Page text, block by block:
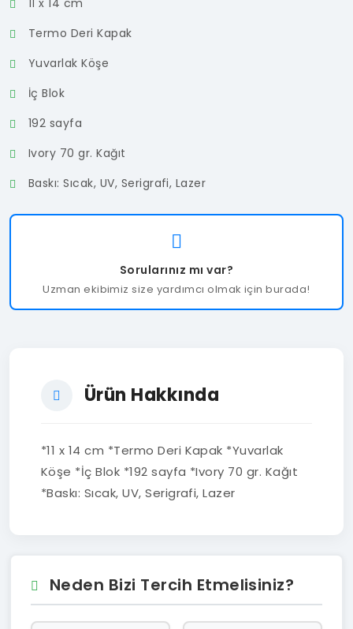
11 x 14 cm
Termo Deri Kapak
Yuvarlak Köşe
İç Blok
192 sayfa
Ivory 70 gr. Kağıt
Baskı: Sıcak, UV, Serigrafi, Lazer
Sorularınız mı var?
Uzman ekibimiz size yardımcı olmak için burada!
Ürün Hakkında
*11 x 14 cm *Termo Deri Kapak *Yuvarlak
Köşe *İç Blok *192 sayfa *Ivory 70 gr. Kağıt
*Baskı: Sıcak, UV, Serigrafi, Lazer
Neden Bizi Tercih Etmelisiniz?